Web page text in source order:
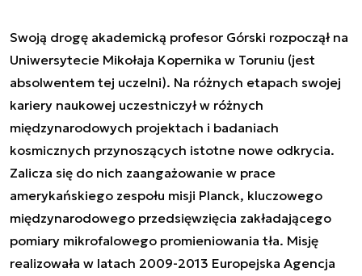
Swoją drogę akademicką profesor Górski rozpoczął na
Uniwersytecie Mikołaja Kopernika w Toruniu (jest
absolwentem tej uczelni). Na różnych etapach swojej
kariery naukowej uczestniczył w różnych
międzynarodowych projektach i badaniach
kosmicznych przynoszących istotne nowe odkrycia.
Zalicza się do nich zaangażowanie w prace
amerykańskiego zespołu misji Planck, kluczowego
międzynarodowego przedsięwzięcia zakładającego
pomiary mikrofalowego promieniowania tła. Misję
realizowała w latach 2009-2013 Europejska Agencja